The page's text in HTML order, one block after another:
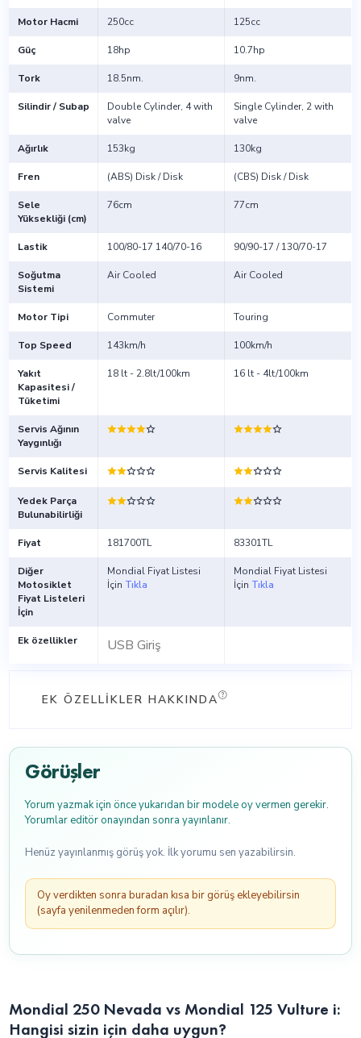
Motor Hacmi 250cc 125cc
Güç 18hp 10.7hp
Tork 18.5nm. 9nm.
Silindir / Subap
Double Cylinder, 4 with
valve
Single Cylinder, 2 with
valve
Ağırlık 153kg 130kg
Fren (ABS) Disk / Disk (CBS) Disk / Disk
Sele
Yüksekliği (cm)
76cm 77cm
Lastik 100/80-17 140/70-16 90/90-17 / 130/70-17
Soğutma
Sistemi
Air Cooled Air Cooled
Motor Tipi Commuter Touring
Top Speed 143km/h 100km/h
Yakıt
Kapasitesi /
Tüketimi
18 lt - 2.8lt/100km 16 lt - 4lt/100km
Servis Ağının
Yaygınlığı
Servis Kalitesi
Yedek Parça
Bulunabilirliği
Fiyat 181700TL 83301TL
Diğer
Motosiklet
Fiyat Listeleri
İçin
Mondial Fiyat Listesi
İçin Tıkla
Mondial Fiyat Listesi
İçin Tıkla
Ek özellikler USB Giriş
EK ÖZELLIKLER HAKKINDA
Görüşler
Yorum yazmak için önce yukarıdan bir modele oy vermen gerekir.
Yorumlar editör onayından sonra yayınlanır.
Henüz yayınlanmış görüş yok. İlk yorumu sen yazabilirsin.
Oy verdikten sonra buradan kısa bir görüş ekleyebilirsin
(sayfa yenilenmeden form açılır).
Mondial 250 Nevada vs Mondial 125 Vulture i:
Hangisi sizin için daha uygun?